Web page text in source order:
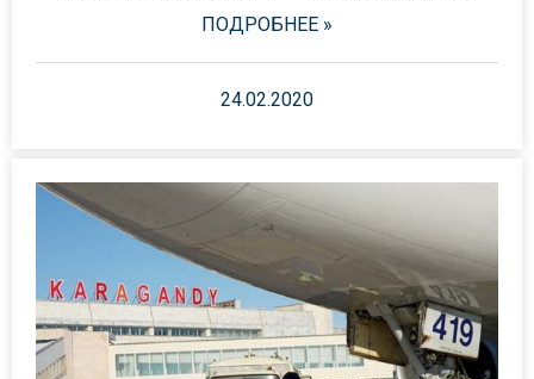
ПОДРОБНЕЕ »
24.02.2020